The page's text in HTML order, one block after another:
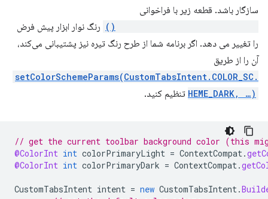
سازگار باشد. قطعه زیر با فراخوانی
رنگ نوار ابزار پیش فرض
را تغییر می دهد. اگر برنامه شما از طرح رنگ تیره نیز پشتیبانی می‌کند،
آن را از طریق
.setColorSchemeParams(CustomTabsIntent.COLOR_SC
HEME_DARK, …) تنظیم کنید.
// get the current toolbar background color (this
@ColorInt int colorPrimaryLight = ContextCompat.
@ColorInt int colorPrimaryDark = ContextCompat.
CustomTabsIntent intent = new CustomTabsIntent.